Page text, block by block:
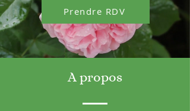
Prendre RDV
A propos